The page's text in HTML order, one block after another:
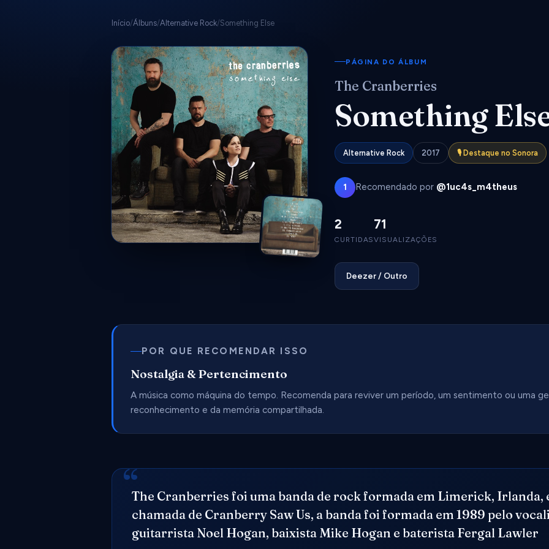
Início/Álbuns/Alternative Rock/Something Else
PÁGINA DO ÁLBUM
The Cranberries
Something
Alternative Rock 2017 🎙️ Destaque no Sonora
1 Recomendado por @1uc4s_m4theus
2
CURTIDAS
71
VISUALIZAÇÕES
Deezer / Outro
POR QUE RECOMENDAR ISSO
Nostalgia & Pertencimento
A música como máquina do tempo. Recomenda para reviver um período, um sentimento ou uma
reconhecimento e da memória compartilhada.
The Cranberries foi uma banda de rock formada em Limerick, Irlanda,
chamada de Cranberry Saw Us, a banda foi formada em 1989 pelo
guitarrista Noel Hogan, baixista Mike Hogan e baterista Fergal Lawler